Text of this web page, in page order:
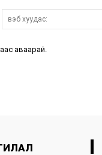
аваарай.